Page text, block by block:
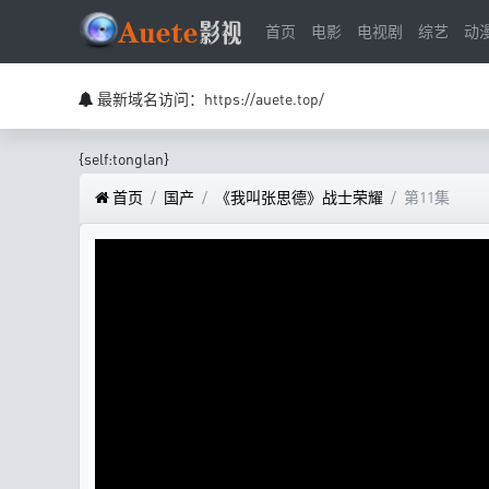
首页 电影 电视剧 综艺 动
最新域名访问：https://auete.top/
{self:tonglan}
首页 国产 《我叫张思德》战士荣耀 第11集